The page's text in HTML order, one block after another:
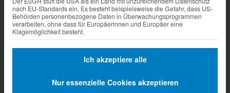
nach EU-Standards ein. Es besteht beispielsweise die Gefahr, dass US-
Behörden personenbezogene Daten in Überwachungsprogrammen
verarbeiten, ohne dass für Europäerinnen und Europäer eine
Klagemöglichkeit besteht.
Ich akzeptiere alle
Nur essenzielle Cookies akzeptieren